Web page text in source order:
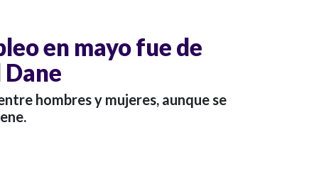
en mayo fue de
Dane
hombres y mujeres, aunque se